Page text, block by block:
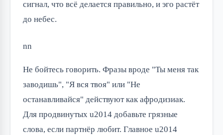
сигнал, что всё делается правильно, и эго растёт
до небес.
nn
Не бойтесь говорить. Фразы вроде "Ты меня так
заводишь", "Я вся твоя" или "Не
останавливайся" действуют как афродизиак.
Для продвинутых u2014 добавьте грязные
слова, если партнёр любит. Главное u2014